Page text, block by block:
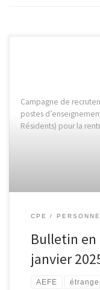
Campagne de
postes
Résidents) pour la
CPE
Bulletin en
janvier
AEFE